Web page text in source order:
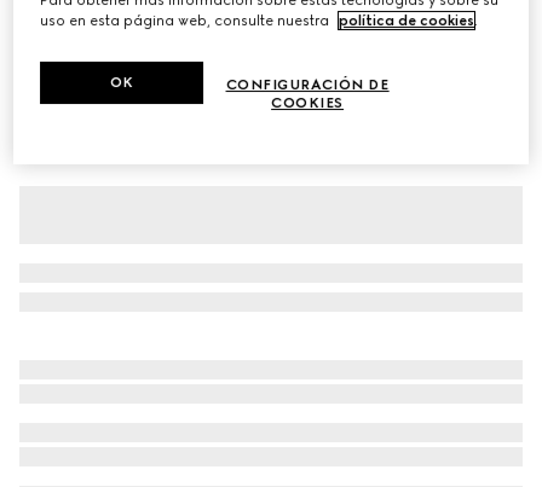
Zapatos de tacón para mujer con correa y GG con
MXN 25,900
uso en esta página web, consulte nuestra
política de cookies
CONFIGURACIÓN DE
COOKIES
OK